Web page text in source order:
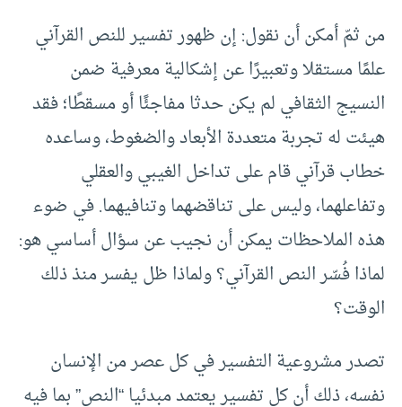
من ثمّ أمكن أن نقول: إن ظهور تفسير للنص القرآني
علمًا مستقلا وتعبيرًا عن إشكالية معرفية ضمن
النسيج الثقافي لم يكن حدثا مفاجئًا أو مسقطًا؛ فقد
هيئت له تجربة متعددة الأبعاد والضغوط، وساعده
خطاب قرآني قام على تداخل الغيبي والعقلي
وتفاعلهما، وليس على تناقضهما وتنافيهما. في ضوء
هذه الملاحظات يمكن أن نجيب عن سؤال أساسي هو:
لماذا فُسّر النص القرآني؟ ولماذا ظل يفسر منذ ذلك
الوقت؟
تصدر مشروعية التفسير في كل عصر من الإنسان
نفسه، ذلك أن كل تفسير يعتمد مبدئيا “النص” بما فيه